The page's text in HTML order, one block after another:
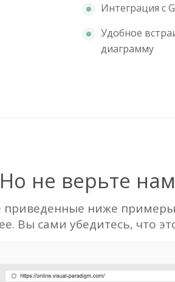
Интеграция с
Удобное
диаграмму
Но не верьте
приведенные ниже
Вы сами убедитесь, что